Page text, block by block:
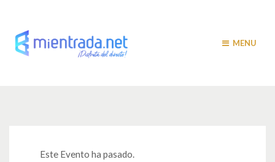
MENU
Este Evento ha pasado.